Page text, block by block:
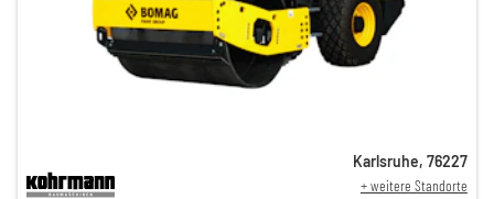
Karlsruhe, 76227
+ weitere Standorte